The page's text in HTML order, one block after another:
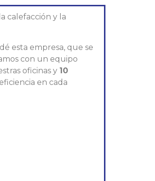
calefacción y la
esta empresa, que se
con un equipo
oficinas y 10
en cada